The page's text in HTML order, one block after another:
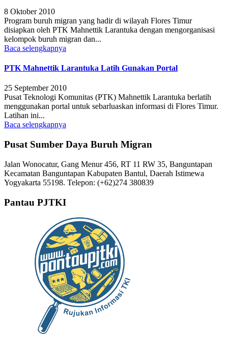
8 Oktober 2010
Program buruh migran yang hadir di wilayah Flores Timur
disiapkan oleh PTK Mahnettik Larantuka dengan mengorganisasi
kelompok buruh migran dan...
Baca selengkapnya
PTK Mahnettik Larantuka Latih Gunakan Portal
25 September 2010
Pusat Teknologi Komunitas (PTK) Mahnettik Larantuka berlatih
menggunakan portal untuk sebarluaskan informasi di Flores Timur.
Latihan ini...
Baca selengkapnya
Pusat Sumber Daya Buruh Migran
Jalan Wonocatur, Gang Menur 456, RT 11 RW 35, Banguntapan
Kecamatan Banguntapan Kabupaten Bantul, Daerah Istimewa
Yogyakarta 55198. Telepon: (+62)274 380839
Pantau PJTKI